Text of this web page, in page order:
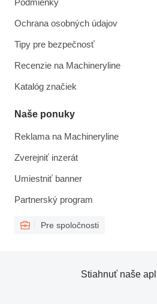
Podmienky
Ochrana osobných údajov
Tipy pre bezpečnosť
Recenzie na Machineryline
Katalóg značiek
Naše ponuky
Reklama na Machineryline
Zverejniť inzerát
Umiestniť banner
Partnerský program
Pre spoločnosti
Stiahnuť naše